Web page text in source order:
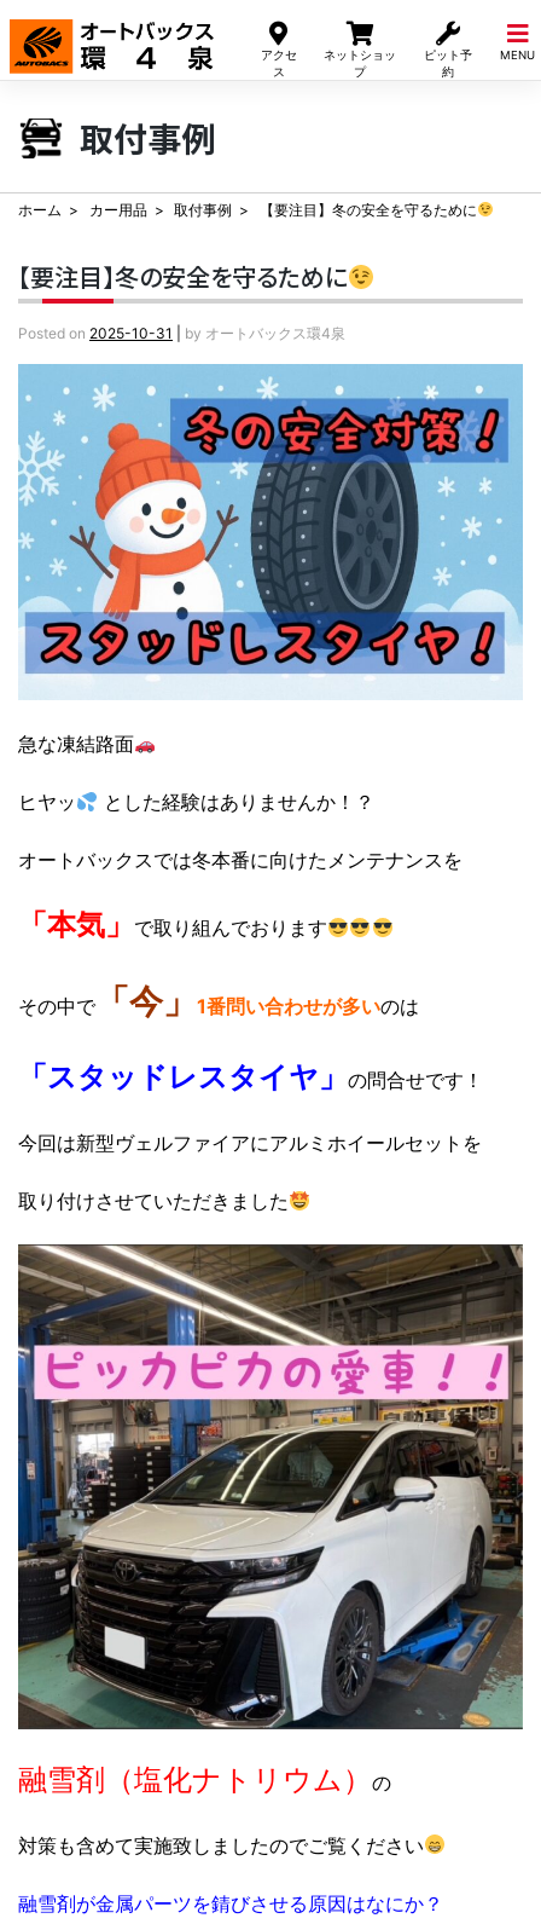
アクセ
ス
ネットショッ
プ
ピット予
約
MENU
Skip
content
取付事例
ホーム カー用品 取付事例 【要注目】冬の安全を守るために
【要注目】冬の安全を守るために
Posted on 2025-10-31 by オートバックス環4泉
急な凍結路面
ヒヤッ とした経験はありませんか！？
オートバックスでは冬本番に向けたメンテナンスを
「本気」 で取り組んでおります
その中で「今」 1番問い合わせが多いのは
「スタッドレスタイヤ」 の問合せです！
今回は新型ヴェルファイアにアルミホイールセットを
取り付けさせていただきました
融雪剤（塩化ナトリウム） の
対策も含めて実施致しましたのでご覧ください
融雪剤が金属パーツを錆びさせる原因はなにか？